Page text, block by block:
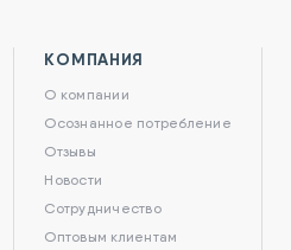
КОМПАНИЯ
О компании
Осознанное потребление
Отзывы
Новости
Сотрудничество
Оптовым клиентам